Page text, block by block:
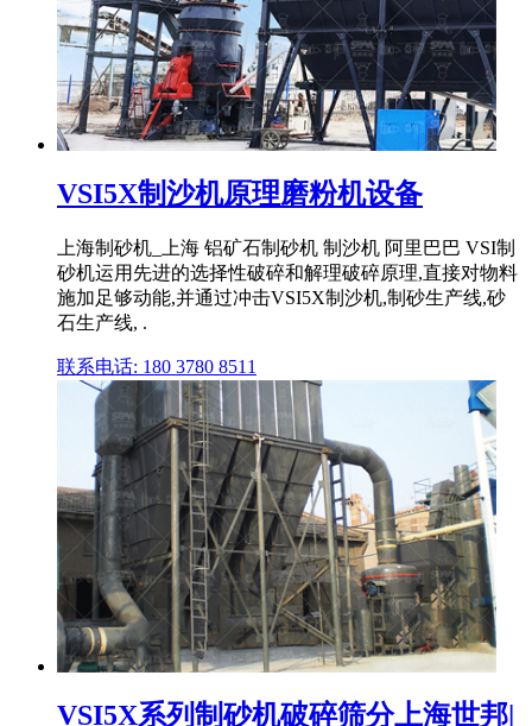
VSI5X制沙机原理磨粉机设备
上海制砂机_上海 铝矿石制砂机 制沙机 阿里巴巴 VSI制
砂机运用先进的选择性破碎和解理破碎原理,直接对物料
施加足够动能,并通过冲击VSI5X制沙机,制砂生产线,砂
石生产线, .
联系电话: 180 3780 8511
VSI5X系列制砂机破碎筛分上海世邦|